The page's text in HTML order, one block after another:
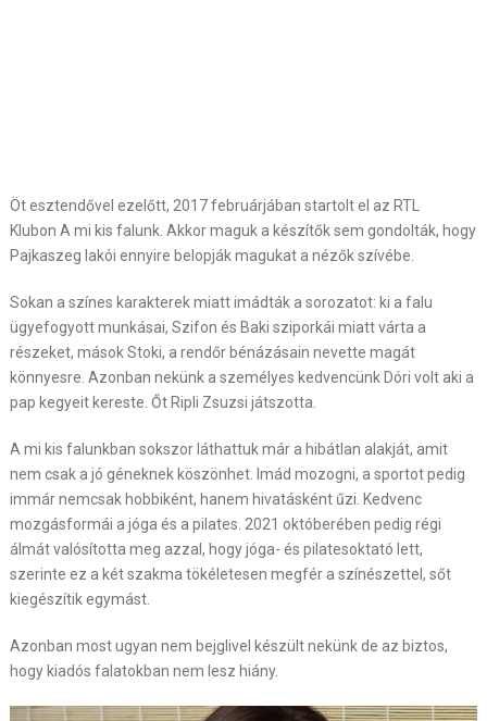
Öt esztendővel ezelőtt, 2017 februárjában startolt el az RTL
Klubon A mi kis falunk. Akkor maguk a készítők sem gondolták, hogy
Pajkaszeg lakói ennyire belopják magukat a nézők szívébe.
Sokan a színes karakterek miatt imádták a sorozatot: ki a falu
ügyefogyott munkásai, Szifon és Baki sziporkái miatt várta a
részeket, mások Stoki, a rendőr bénázásain nevette magát
könnyesre. Azonban nekünk a személyes kedvencünk Dóri volt aki a
pap kegyeit kereste. Őt Ripli Zsuzsi játszotta.
A mi kis falunkban sokszor láthattuk már a hibátlan alakját, amit
nem csak a jó géneknek köszönhet. Imád mozogni, a sportot pedig
immár nemcsak hobbiként, hanem hivatásként űzi. Kedvenc
mozgásformái a jóga és a pilates. 2021 októberében pedig régi
álmát valósította meg azzal, hogy jóga- és pilatesoktató lett,
szerinte ez a két szakma tökéletesen megfér a színészettel, sőt
kiegészítik egymást.
Azonban most ugyan nem bejglivel készült nekünk de az biztos,
hogy kiadós falatokban nem lesz hiány.